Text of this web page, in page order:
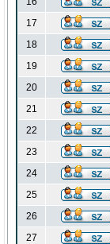
17
18
19
20
21
22
23
24
25
26
27